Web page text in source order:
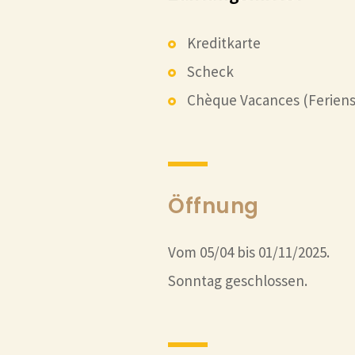
Kreditkarte
Scheck
Chèque Vacances
Öffnung
Vom 05/04 bis 01/11/2025.
Sonntag geschlossen.